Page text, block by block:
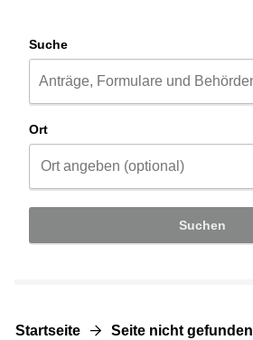
Suche
Ort
Suchen
Startseite Seite nicht gefunden